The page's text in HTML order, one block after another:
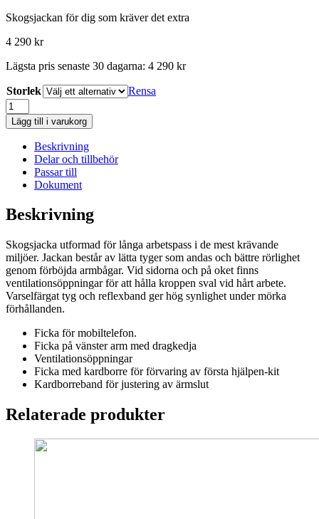
Skogsjackan för dig som kräver det extra
4 290 kr
Lägsta pris senaste 30 dagarna: 4 290 kr
Storlek
Rensa
Husqvarna
Technical
Extreme
Skogsjacka
DAM
mängd
Lägg till i varukorg
Beskrivning
Delar och tillbehör
Passar till
Dokument
Beskrivning
Skogsjacka utformad för långa arbetspass i de mest krävande
miljöer. Jackan består av lätta tyger som andas och bättre rörlighet
genom förböjda armbågar. Vid sidorna och på oket finns
ventilationsöppningar för att hålla kroppen sval vid hårt arbete.
Varselfärgat tyg och reflexband ger hög synlighet under mörka
förhållanden.
Ficka för mobiltelefon.
Ficka på vänster arm med dragkedja
Ventilationsöppningar
Ficka med kardborre för förvaring av första hjälpen-kit
Kardborreband för justering av ärmslut
Relaterade produkter